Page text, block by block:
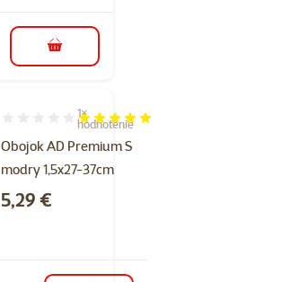
do košíka
Obojok AD Premium S
modry 1,5x27-37cm
Hodnotenie 100%, počet hodnotení: 1
1×
hodnotenie
Cena
5,29 €